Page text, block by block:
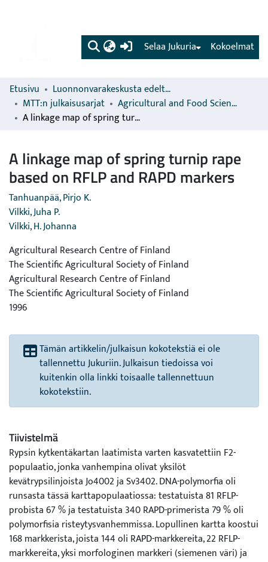
(current) Kokoelmat
Selaa Jukuria
Etusivu
Luonnonvarakeskusta edeltävien organisaatioiden sarjat
MTT:n julkaisusarjat
Agricultural and Food Science
A linkage map of spring turnip rape based on RFLP and RAPD markers
A linkage map of spring turnip rape
based on RFLP and RAPD markers
Tanhuanpää, Pirjo K.
Vilkki, Juha P.
Vilkki, H. Johanna
Agricultural Research Centre of Finland
The Scientific Agricultural Society of Finland
Agricultural Research Centre of Finland
The Scientific Agricultural Society of Finland
1996
Tämän artikkelin/julkaisun kokotekstiä ei ole
tallennettu Jukuriin. Julkaisun tiedoissa voi
kuitenkin olla linkki toisaalle tallennettuun
kokotekstiin.
Tiivistelmä
Rypsin kytkentäkartan laatimista varten kasvatettiin F2-
populaatio, jonka vanhempina olivat yksilöt
kevätrypsilinjoista Jo4002 ja Sv3402. DNA-polymorfia oli
runsasta tässä karttapopulaatiossa: testatuista 81 RFLP-
probista 67 % ja testatuista 340 RAPD-primerista 79 % oli
polymorfisia risteytysvanhemmissa. Lopullinen kartta koostui
168 markkerista, joista 144 oli RAPD-markkereita, 22 RFLP-
markkereita, yksi morfologinen markkeri (siemenen väri) ja